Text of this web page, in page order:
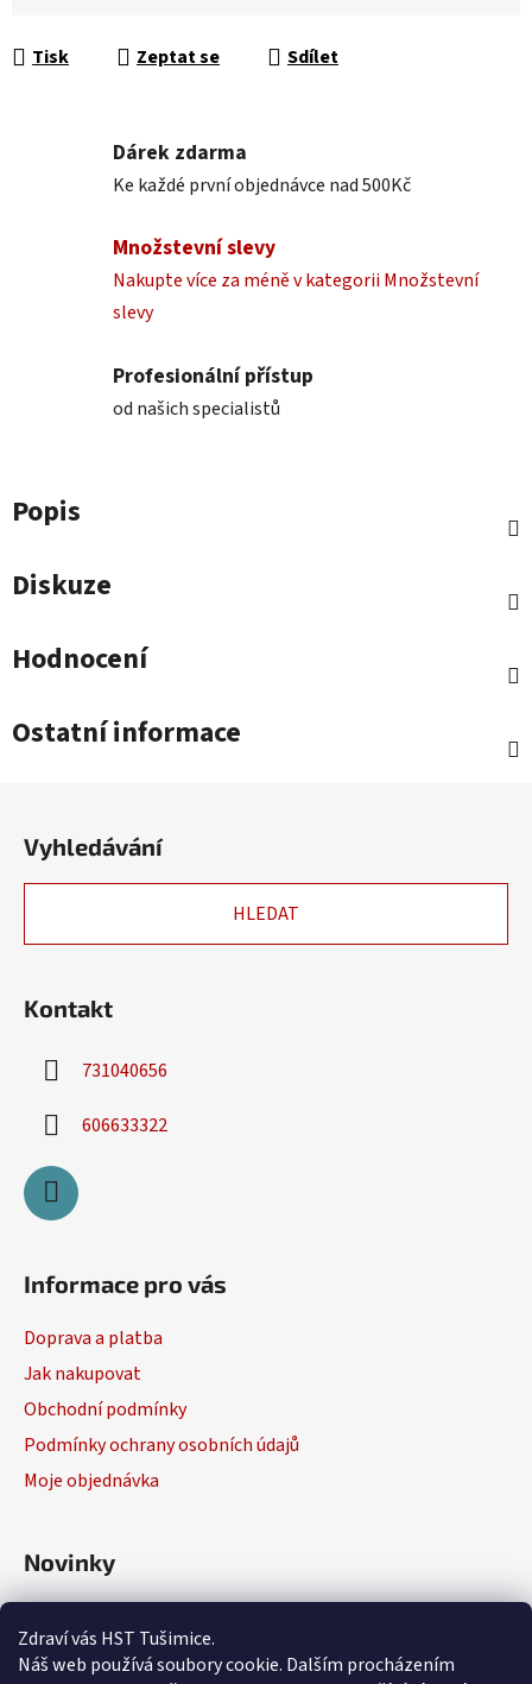
Zdraví vás HST Tušimice.
Náš web používá soubory cookie. Dalším procházením
Tisk Zeptat se Sdílet
Dárek zdarma
Ke každé první objednávce nad 500Kč
Množstevní slevy
Nakupte více za méně v kategorii Množstevní
slevy
Profesionální přístup
od našich specialistů
Popis
Diskuze
Hodnocení
Ostatní informace
Vyhledávání
HLEDAT
Kontakt
731040656
606633322
Informace pro vás
Doprava a platba
Jak nakupovat
Obchodní podmínky
Podmínky ochrany osobních údajů
Moje objednávka
Novinky
Výběr elektrického nářadí
29.1.2026